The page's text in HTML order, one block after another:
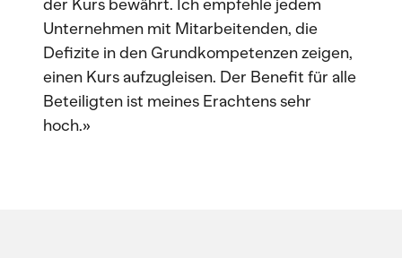
der Kurs bewährt. Ich empfehle jedem
Unternehmen mit Mitarbeitenden, die
Defizite in den Grundkompetenzen zeigen,
einen Kurs aufzugleisen. Der Benefit für alle
Beteiligten ist meines Erachtens sehr
hoch.»